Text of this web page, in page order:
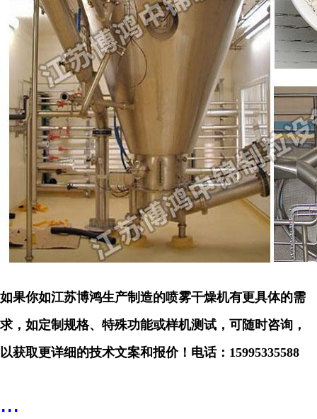
如果你如江苏博鸿生产制造的喷雾干燥机有更具体的需
求，如定制规格、特殊功能或样机测试，可随时咨询，
以获取更详细的技术文案和报价！电话： 15995335588
...